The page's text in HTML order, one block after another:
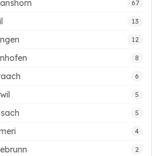
67
13
12
8
6
5
5
4
2